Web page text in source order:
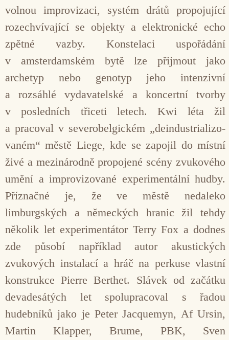
volnou improvizaci, systém drátů propojující
rozechvívající se objekty a elektro­nické echo
zpětné vazby. Konstelaci uspořádání
v amsterdamském bytě lze přijmout jako
archetyp nebo geno­typ jeho intenzivní
a rozsáhlé vydava­telské a koncertní tvorby
v posledních třiceti letech. Kwi léta žil
a pracoval v severobelgickém „deindustrializo­
vaném“ městě Liege, kde se zapojil do místní
živé a mezinárodně propo­jené scény zvukového
umění a im­provizované experimentální hudby.
Příznačné je, že ve městě nedaleko
limburgských a německých hranic žil tehdy
několik let experimentátor Ter­ry Fox a dodnes
zde působí například autor akustických
zvukových instalací a hráč na perkuse vlastní
konstrukce Pierre Berthet. Slávek od začátku
de­vadesátých let spolupracoval s řadou
hudebníků jako je Peter Jacquemyn, Af Ursin,
Martin Klapper, Brume, PBK, Sven